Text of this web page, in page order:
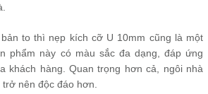
to thì nẹp kích cỡ U 10mm cũng là một
phẩm này có màu sắc đa dạng, đáp ứng
khách hàng. Quan trọng hơn cả, ngôi nhà
nên độc đáo hơn.